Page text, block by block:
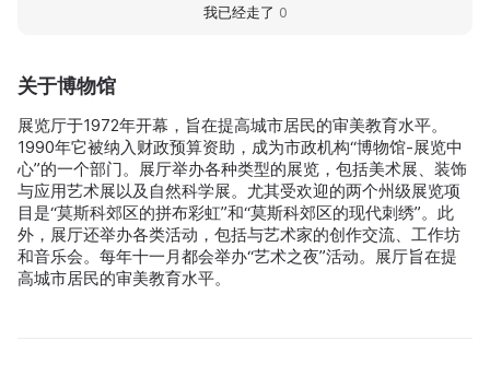
关于博物馆
展览厅于1972年开幕，旨在提高城市居民的审美教育水平。
1990年它被纳入财政预算资助，成为市政机构“博物馆-展览中
心”的一个部门。展厅举办各种类型的展览，包括美术展、装饰
与应用艺术展以及自然科学展。尤其受欢迎的两个州级展览项
目是“莫斯科郊区的拼布彩虹”和“莫斯科郊区的现代刺绣”。此
外，展厅还举办各类活动，包括与艺术家的创作交流、工作坊
和音乐会。每年十一月都会举办“艺术之夜”活动。展厅旨在提
高城市居民的审美教育水平。
我已经走了 0